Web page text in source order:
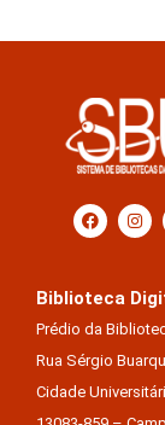
Biblioteca
Prédio da
Rua Sérgio
Cidade